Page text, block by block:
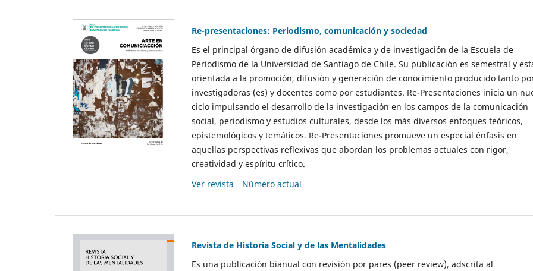
Re-presentaciones: Periodismo, comunicación y sociedad
Es el principal órgano de difusión académica y de investigación de la Escuela de
Periodismo de la Universidad de Santiago de Chile. Su publicación es semestral y
orientada a la promoción, difusión y generación de conocimiento producido tanto
investigadoras (es) y docentes como por estudiantes. Re-Presentaciones inicia un
ciclo impulsando el desarrollo de la investigación en los campos de la comunicación
social, periodismo y estudios culturales, desde los más diversos enfoques teóricos,
epistemológicos y temáticos. Re-Presentaciones promueve un especial énfasis en
aquellas perspectivas reflexivas que abordan los problemas actuales con rigor,
creatividad y espíritu crítico.
Ver revista
Número actual
Revista de Historia Social y de las Mentalidades
Es una publicación bianual con revisión por pares (peer review), adscrita al